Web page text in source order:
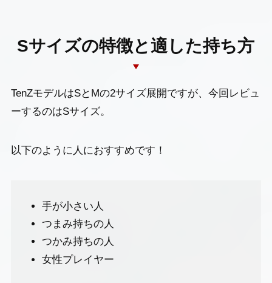
Sサイズの特徴と適した持ち方
TenZモデルはSとMの2サイズ展開ですが、今回レビュ
ーするのはSサイズ。
以下のように人におすすめです！
手が小さい人
つまみ持ちの人
つかみ持ちの人
女性プレイヤー